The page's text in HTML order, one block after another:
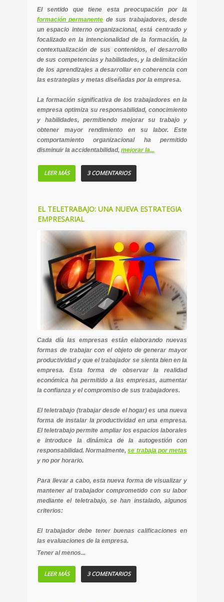
El sentido que tiene esta preocupación por la
formación permanente de sus trabajadores, desde
un espacio interno organizacional, está centrado y
focalizado en la intencionalidad de la formación, la
contextualización de sus contenidos, el desarrollo
de sus competencias y habilidades, y la delimitación
de los aprendizajes a desarrollar en coherencia con
las estrategias y metas diseñadas por la empresa.
La formación significativa de los trabajadores en la
empresa optimiza su responsabilidad, conocimiento
y habilidades, permitiendo mejorar su trabajo y
obtener mayor rendimiento en su labor. Este
comportamiento organizacional ha permitido
disminuir la accidentabilidad, mejorar la...
LEER MÁS 3 COMENTARIOS
EL TELETRABAJO: UNA NUEVA ESTRATEGIA
EMPRESARIAL
Cada día las empresas están elaborando nuevas
formas de trabajar con el objeto de generar mayor
productividad y que el trabajador se sienta bien en la
empresa. Esta forma de observar la realidad
económica ha permitido a las empresas, aumentar
la confianza y el compromiso de sus trabajadores.
El teletrabajo (trabajar desde el hogar) es una nueva
forma de instalar la productividad en una empresa.
El teletrabajo permite ampliar los espacios laborales
e introduce la dinámica de la autogestión con
responsabilidad. Normalmente,se trabaja por metas
y no por horario.
Para llevar a cabo, esta nueva forma de visualizar y
mantener al trabajador comprometido con su labor
mediante el teletrabajo, se han instalado, algunos
criterios:
El trabajador debe tener buenas calificaciones en
las evaluaciones de la empresa.
Tener al menos...
LEER MÁS 3 COMENTARIOS